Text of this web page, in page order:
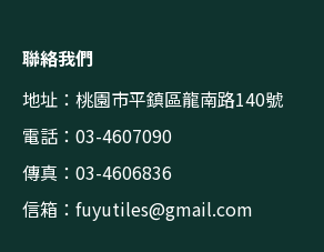
聯絡我們
地址：桃園市平鎮區龍南路140號
電話：03-4607090
傳真：03-4606836
信箱： fuyutiles@gmail.com